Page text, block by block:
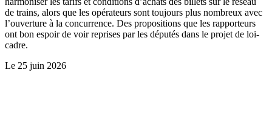
de trains, alors que les opérateurs sont toujours plus nombreux avec
l’ouverture à la concurrence. Des propositions que les rapporteurs
ont bon espoir de voir reprises par les députés dans le projet de loi-
cadre.
Le 25 juin 2026